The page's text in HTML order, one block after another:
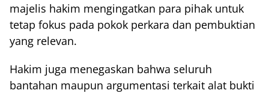
majelis hakim mengingatkan para pihak untuk
tetap fokus pada pokok perkara dan pembuktian
yang relevan.
Hakim juga menegaskan bahwa seluruh
bantahan maupun argumentasi terkait alat bukti